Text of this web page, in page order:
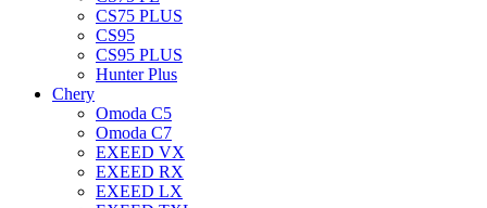
CS75 PLUS
CS95
CS95 PLUS
Hunter Plus
Chery
Omoda C5
Omoda C7
EXEED VX
EXEED RX
EXEED LX